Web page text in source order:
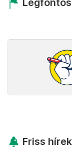
Friss hírek